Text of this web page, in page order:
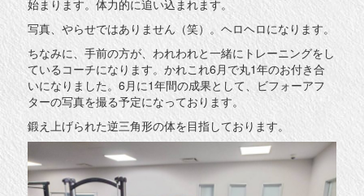
始まります。体力的に追い込まれます。
写真、やらせではありません（笑）。ヘロヘロになります。
ちなみに、手前の方が、われわれと一緒にトレーニングをし
ているコーチになります。かれこれ6月で丸1年のお付き合
いになりました。6月に1年間の成果として、ビフォーアフ
ターの写真を撮る予定になっております。
鍛え上げられた逆三角形の体を目指しております。